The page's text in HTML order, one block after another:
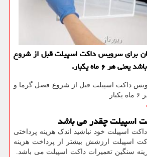
برای سرویس داكت اسپیلت قبل از شروع
هر ۶ ماه یكبار.
داکت اسپیلت قبل از شروع فصل گرما و
اسپیلت چقدر می باشد
اسپیلت خود نباشید اندک هزینه پرداختی
اسپیلت ارزشش بیشتر از پرداخت هزینه
سنگین تعمیرات داکت اسپیلت می باشد.